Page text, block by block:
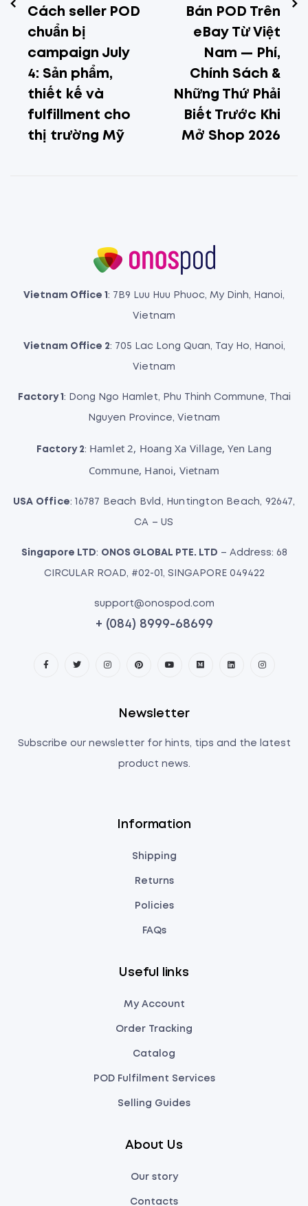
Cách seller POD
chuẩn bị
campaign July
4: Sản phẩm,
thiết kế và
fulfillment cho
thị trường Mỹ
Bán POD Trên
eBay Từ Việt
Nam — Phí,
Chính Sách &
Những Thứ Phải
Biết Trước Khi
Mở Shop 2026
Vietnam Office 1 : 7B9 Luu Huu Phuoc, My Dinh, Hanoi,
Vietnam
Vietnam Office 2: 705 Lac Long Quan, Tay Ho, Hanoi,
Vietnam
Factory 1 : Dong Ngo Hamlet, Phu Thinh Commune, Thai
Nguyen Province, Vietnam
Factory 2: Hamlet 2, Hoang Xa Village, Yen Lang
Commune, Hanoi, Vietnam
USA Office: 16787 Beach Bvld, Huntington Beach, 92647,
CA – US
Singapore LTD: ONOS GLOBAL PTE. LTD – Address: 68
CIRCULAR ROAD, #02-01, SINGAPORE 049422
support@onospod.com
+ (084) 8999-68699
Information
Shipping
Returns
Policies
FAQs
Useful links
My Account
Order Tracking
Catalog
POD Fulfilment Services
Selling Guides
About Us
Our story
Contacts
Newsletter
Subscribe our newsletter for hints, tips and the latest
product news.